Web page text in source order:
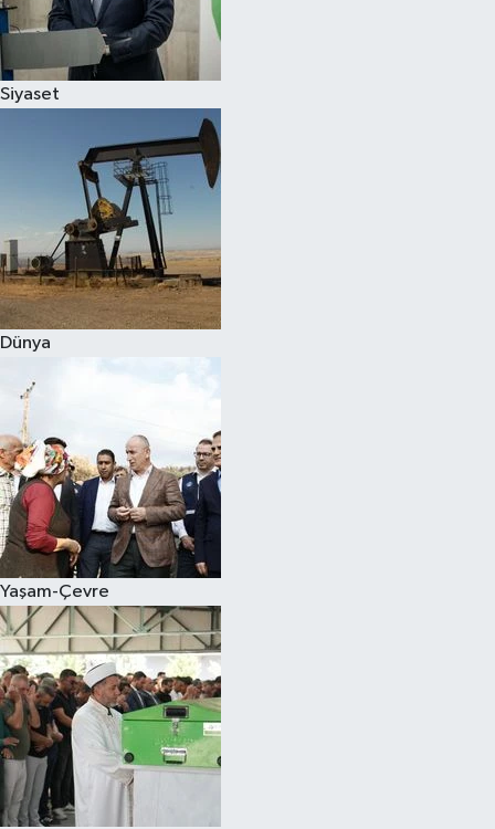
Siyaset
Dünya
Yaşam-Çevre
Spor
Çocuk
Eğitim
Hava Durumu
Kadın
Kültür Sanat
Sağlık
Siyaset
Teknoloji
Televizyon
Yaşam-Çevre